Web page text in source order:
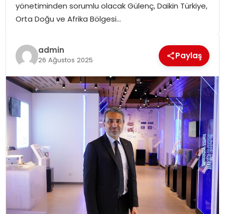
yönetiminden sorumlu olacak Gülenç, Daikin Türkiye,
Orta Doğu ve Afrika Bölgesi…
admin
26 Ağustos 2025 Paylaş